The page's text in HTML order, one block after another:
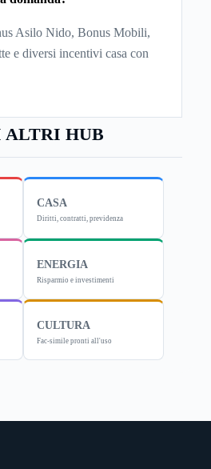
Asilo Nido, Bonus Mobili,
e diversi incentivi casa con
ALTRI HUB
CASA
Diritti, contratti, previdenza
ENERGIA
Risparmio e investimenti
CULTURA
Fac-simile pronti all'uso